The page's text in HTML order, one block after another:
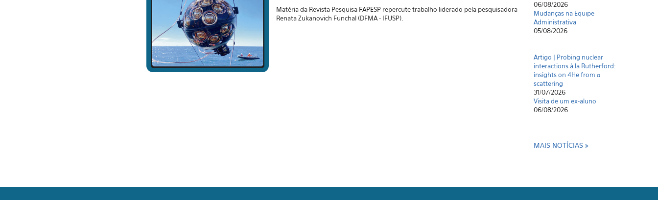
Matéria da Revista Pesquisa FAPESP repercute trabalho liderado pela pesquisadora
Renata Zukanovich Funchal (DFMA - IFUSP).
06/08/2026
Mudanças na Equipe
Administrativa
05/08/2026
Artigo | Probing nuclear
interactions à la Rutherford:
insights on 4He from α
scattering
31/07/2026
Visita de um ex-aluno
06/08/2026
MAIS NOTÍCIAS